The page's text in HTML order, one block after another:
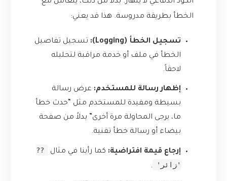
الكود الدفاعي لا ينهار. بدلاً من ذلك، يتعامل مع
الخطأ بطريقة مدروسة. هذا قد يعني:
تسجيل الخطأ (Logging):
تسجيل تفاصيل
الخطأ في ملف أو خدمة مراقبة لتحليله
لاحقاً.
إظهار رسالة للمستخدم: عرض رسالة
بسيطة ومفيدة للمستخدم مثل “حدث خطأ
ما، يرجى المحاولة مرة أخرى” بدلاً من صفحة
بيضاء أو رسالة خطأ تقنية.
إرجاع قيمة افتراضية: كما رأينا في مثال
??
'زائر'
.